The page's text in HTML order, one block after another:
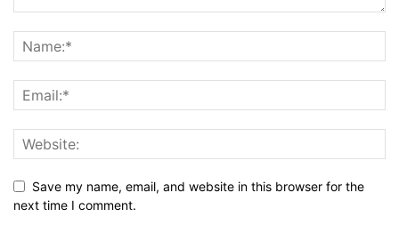
Save my name, email, and website in this browser for the
next time I comment.